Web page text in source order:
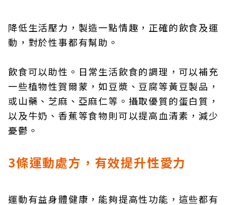
降低生活壓力，製造一點情趣，正確的飲食及運
動，對於性事都有幫助。
飲食可以助性。日常生活飲食的調理，可以補充
一些植物性賀爾蒙，如豆漿、豆腐等黃豆製品，
或山藥、芝麻、亞麻仁等。攝取優質的蛋白質，
以及牛奶、香蕉等食物則可以提高血清素，減少
憂鬱。
3條運動處方，有效提升性愛力
運動有益身體健康，能夠提高性功能，這些都有